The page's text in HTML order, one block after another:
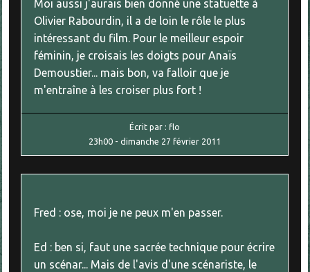
Moi aussi j'aurais bien donné une statuette à
Olivier Rabourdin, il a de loin le rôle le plus
intéressant du film. Pour le meilleur espoir
féminin, je croisais les doigts pour Anaïs
Demoustier... mais bon, va falloir que je
m'entraîne à les croiser plus fort !
Écrit par : flo
23h00 -dimanche 27 février 2011
Fred : ose, moi je ne peux m'en passer.
Ed : ben si, faut une sacrée technique pour écrire
un scénar... Mais de l'avis d'une scénariste, le